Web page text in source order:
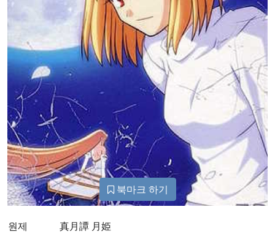
북마크 하기
원제
真月譚 月姫